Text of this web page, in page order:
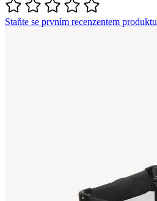
Staňte se prvním recenzentem produktu